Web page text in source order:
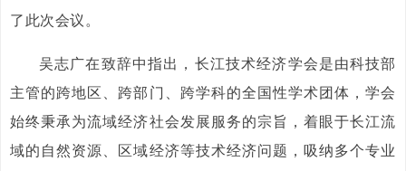
了此次会议。
吴志广在致辞中指出，长江技术经济学会是由科技部
主管的跨地区、跨部门、跨学科的全国性学术团体，学会
始终秉承为流域经济社会发展服务的宗旨，着眼于长江流
域的自然资源、区域经济等技术经济问题，吸纳多个专业